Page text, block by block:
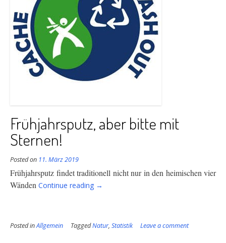
Frühjahrsputz, aber bitte mit
Sternen!
Posted on 11. März 2019
Frühjahrsputz findet traditionell nicht nur in den heimischen vier
Wänden Continue reading
“Frühjahrsputz,
Sternen!”
→
Posted inAllgemein TaggedNatur, Statistik Leave a comment